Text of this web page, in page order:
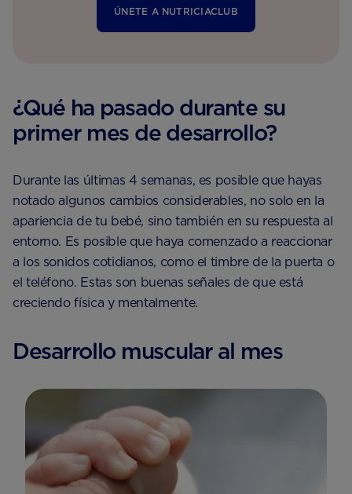
ÚNETE A NUTRICIACLUB
¿Qué ha pasado durante su
primer mes de desarrollo?
Durante las últimas 4 semanas, es posible que hayas
notado algunos cambios considerables, no solo en la
apariencia de tu bebé, sino también en su respuesta al
entorno. Es posible que haya comenzado a reaccionar
a los sonidos cotidianos, como el timbre de la puerta o
el teléfono. Estas son buenas señales de que está
creciendo física y mentalmente.
Desarrollo muscular al mes